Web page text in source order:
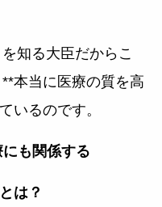
知る大臣だからこ
本当に医療の質を高
いるのです。
も関係する
は？